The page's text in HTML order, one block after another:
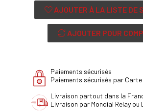
AJOUTER À LA LISTE DE
AJOUTER POUR
Paiements sécurisés
Paiements sécurisés par Carte
Livraison partout dans la
Livraison par Mondial Relay ou